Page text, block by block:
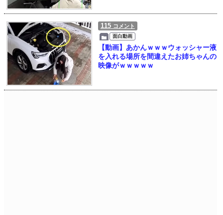
115 コメント
面白動画
【動画】あかんｗｗｗウォッシャー液
を入れる場所を間違えたお姉ちゃんの
映像がｗｗｗｗｗ